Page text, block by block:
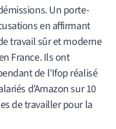
Un porte-
en affirmant
travail sûr et moderne
France. Ils ont
de l’Ifop réalisé
d’Amazon sur 10
de travailler pour la